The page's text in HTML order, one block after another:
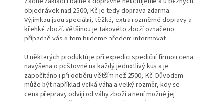
objednávek nad 2500,-Kč je tedy doprava zdarma.
Výjimkou jsou speciální, těžké, extra rozměrné dopravy a
křehké zboží. Většinou je takovéto zboží označeno,
případně vás o tom budeme předem informovat.
U některých produktů je při expedici spediční firmou cena
navýšena o poštovné na každý jednotlivý kus a je
započítáno i při odběru větším než 2500,-Kč. Důvodem
může být například velká váha a velký rozměr, kdy se
cena přepravy odvíjí od váhy zboží a není možné jej